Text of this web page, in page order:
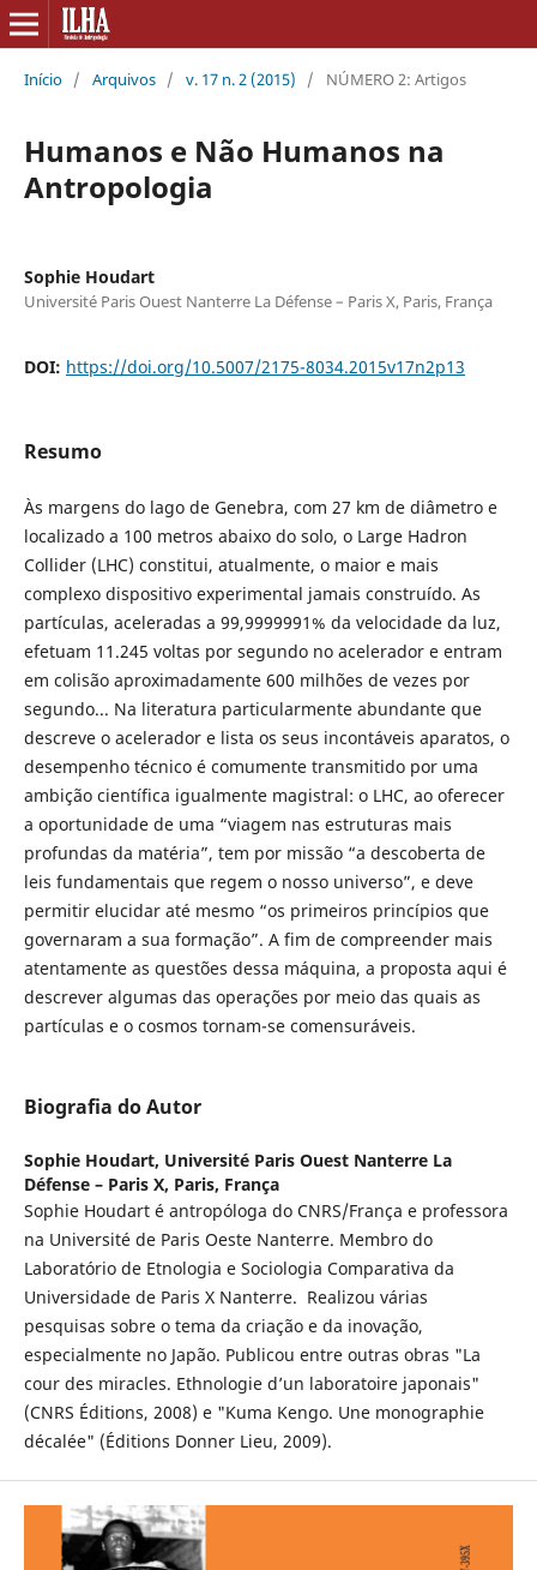
Início / Arquivos / v. 17 n. 2 (2015) / NÚMERO 2: Artigos
Humanos e Não Humanos na
Antropologia
Sophie Houdart
Université Paris Ouest Nanterre La Défense – Paris X, Paris, França
DOI: https://doi.org/10.5007/2175-8034.2015v17n2p13
Resumo
Às margens do lago de Genebra, com 27 km de diâmetro e
localizado a 100 metros abaixo do solo, o Large Hadron
Collider (LHC) constitui, atualmente, o maior e mais
complexo dispositivo experimental jamais construído. As
partículas, aceleradas a 99,9999991% da velocidade da luz,
efetuam 11.245 voltas por segundo no acelerador e entram
em colisão aproximadamente 600 milhões de vezes por
segundo... Na literatura particularmente abundante que
descreve o acelerador e lista os seus incontáveis aparatos, o
desempenho técnico é comumente transmitido por uma
ambição científica igualmente magistral: o LHC, ao oferecer
a oportunidade de uma “viagem nas estruturas mais
profundas da matéria”, tem por missão “a descoberta de
leis fundamentais que regem o nosso universo”, e deve
permitir elucidar até mesmo “os primeiros princípios que
governaram a sua formação”. A fim de compreender mais
atentamente as questões dessa máquina, a proposta aqui é
descrever algumas das operações por meio das quais as
partículas e o cosmos tornam-se comensuráveis.
Biografia do Autor
Sophie Houdart, Université Paris Ouest Nanterre La
Défense – Paris X, Paris, França
Sophie Houdart é antropóloga do CNRS/França e professora
na Université de Paris Oeste Nanterre. Membro do
Laboratório de Etnologia e Sociologia Comparativa da
Universidade de Paris X Nanterre. Realizou várias
pesquisas sobre o tema da criação e da inovação,
especialmente no Japão. Publicou entre outras obras "La
cour des miracles. Ethnologie d’un laboratoire japonais"
(CNRS Éditions, 2008) e "Kuma Kengo. Une monographie
décalée" (Éditions Donner Lieu, 2009).